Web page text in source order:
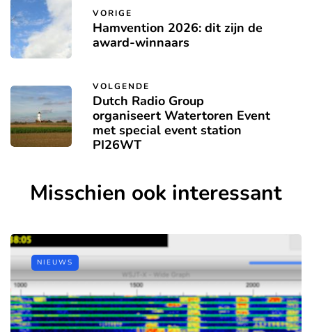
VORIGE
Hamvention 2026: dit zijn de
award-winnaars
VOLGENDE
Dutch Radio Group
organiseert Watertoren Event
met special event station
PI26WT
Misschien ook interessant
NIEUWS